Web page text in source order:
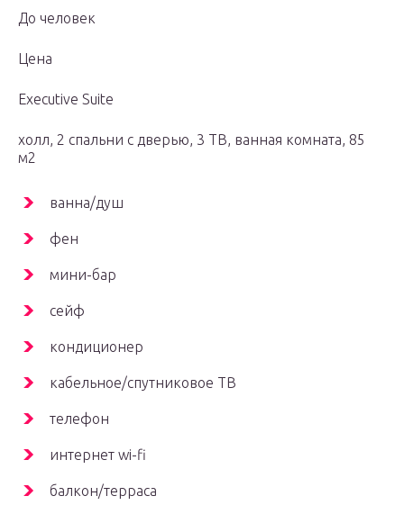
До человек
Цена
Executive Suite
холл, 2 спальни с дверью, 3 ТВ, ванная комната, 85
м2
ванна/душ
фен
мини-бар
сейф
кондиционер
кабельное/спутниковое ТВ
телефон
интернет wi-fi
балкон/терраса